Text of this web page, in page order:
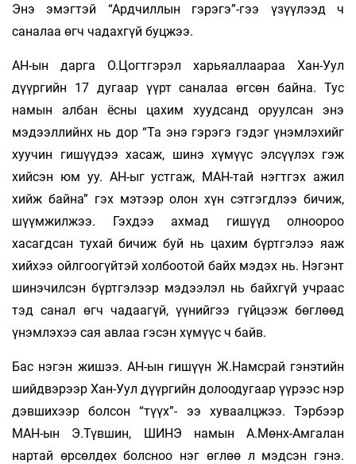
Энэ эмэгтэй “Ардчиллын гэрэгэ”-гээ үзүүлээд ч
саналаа өгч чадахгүй буцжээ.
АН-ын дарга О.Цогтгэрэл харьяаллаараа Хан-Уул
дүүргийн 17 дугаар үүрт саналаа өгсөн байна. Тус
намын албан ёсны цахим хуудсанд оруулсан энэ
мэдээллийнх нь дор “Та энэ гэрэгэ гэдэг үнэмлэхийг
хуучин гишүүдээ хасаж, шинэ хүмүүс элсүүлэх гэж
хийсэн юм уу. АН-ыг устгаж, МАН-тай нэгтгэх ажил
хийж байна” гэх мэтээр олон хүн сэтгэгдлээ бичиж,
шүүмжилжээ. Гэхдээ ахмад гишүүд олноороо
хасагдсан тухай бичиж буй нь цахим бүртгэлээ яаж
хийхээ ойлгоогүйтэй холбоотой байх мэдэх нь. Нэгэнт
шинэчилсэн бүртгэлээр мэдээлэл нь байхгүй учраас
тэд санал өгч чадаагүй, үүнийгээ гүйцээж бөглөөд
үнэмлэхээ сая авлаа гэсэн хүмүүс ч байв.
Бас нэгэн жишээ. АН-ын гишүүн Ж.Намсрай гэнэтийн
шийдвэрээр Хан-Уул дүүргийн долоодугаар үүрээс нэр
дэвшихээр болсон “түүх”- ээ хуваалцжээ. Тэрбээр
МАН-ын Э.Түвшин, ШИНЭ намын А.Мөнх-Амгалан
нартай өрсөл­дөх болсноо нэг өглөө л мэдсэн гэнэ.